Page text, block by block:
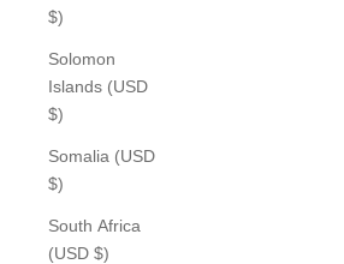
$)
Solomon
Islands (USD
$)
Somalia (USD
$)
South Africa
(USD $)